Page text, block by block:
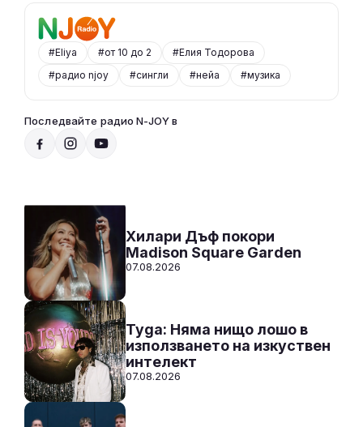
#Eliya #от 10 до 2
#Елия Тодорова
#радио njoy
#сингли #нейа #музика
Последвайте радио N-JOY в
СЛУШАЙ
00:00 - 12:00
Хилари Дъф покори
Madison Square Garden
07.08.2026
Tyga: Няма нищо лошо в
използването на изкуствен
интелект
07.08.2026